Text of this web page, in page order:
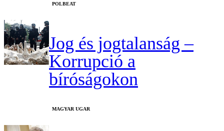
‎POLBEAT
Jog és jogtalanság –
Korrupció a
bíróságokon
MAGYAR UGAR